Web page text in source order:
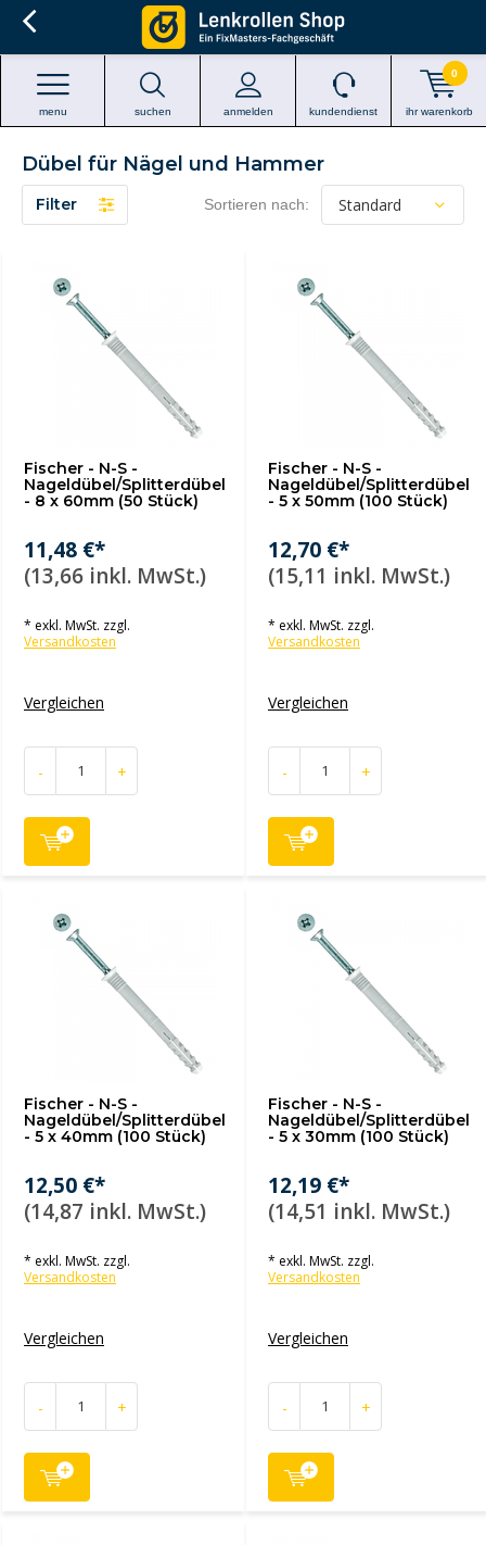
suchen anmelden
menu kundendienst ihr warenkorb
0
Dübel für Nägel und Hammer
Filter Sortieren nach:
Fischer - N-S -
Nageldübel/Splitterdübel
- 8 x 60mm (50 Stück)
11,48 €*
(13,66 inkl. MwSt.)
* exkl. MwSt. zzgl.
Versandkosten
Vergleichen
- +
Fischer - N-S -
Nageldübel/Splitterdübel
- 5 x 50mm (100 Stück)
12,70 €*
(15,11 inkl. MwSt.)
* exkl. MwSt. zzgl.
Versandkosten
Vergleichen
- +
Fischer - N-S -
Nageldübel/Splitterdübel
- 5 x 40mm (100 Stück)
12,50 €*
(14,87 inkl. MwSt.)
* exkl. MwSt. zzgl.
Versandkosten
Vergleichen
- +
Fischer - N-S -
Nageldübel/Splitterdübel
- 5 x 30mm (100 Stück)
12,19 €*
(14,51 inkl. MwSt.)
* exkl. MwSt. zzgl.
Versandkosten
Vergleichen
- +